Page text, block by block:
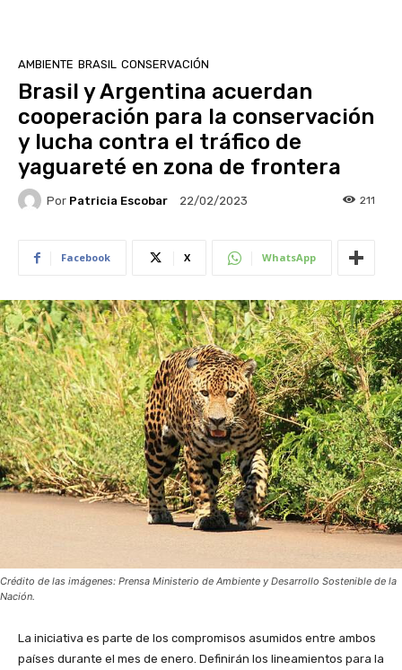
AMBIENTE BRASIL CONSERVACIÓN
Brasil y Argentina acuerdan
cooperación para la conservación
y lucha contra el tráfico de
yaguareté en zona de frontera
Por Patricia Escobar 22/02/2023 211
Facebook X WhatsApp
Crédito de las imágenes: Prensa Ministerio de Ambiente y Desarrollo Sostenible de la
Nación.
La iniciativa es parte de los compromisos asumidos entre ambos
países durante el mes de enero. Definirán los lineamientos para la